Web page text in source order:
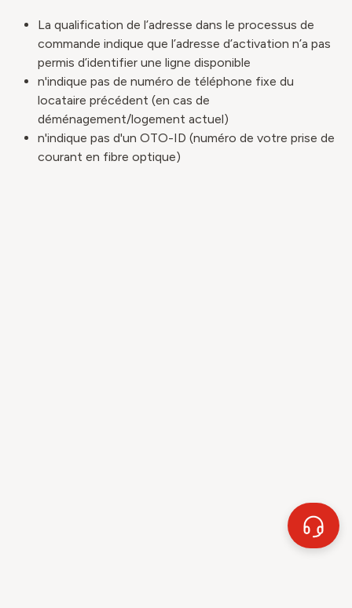
La qualification de l’adresse dans le processus de
commande indique que l’adresse d’activation n’a pas
permis d’identifier une ligne disponible
n'indique pas de numéro de téléphone fixe du
locataire précédent (en cas de
déménagement/logement actuel)
n'indique pas d'un OTO-ID (numéro de votre prise de
courant en fibre optique)